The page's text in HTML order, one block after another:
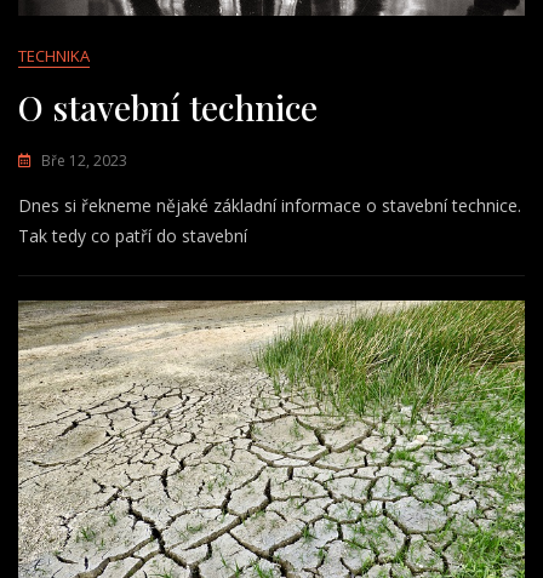
TECHNIKA
O stavební technice
Bře 12, 2023
Dnes si řekneme nějaké základní informace o stavební technice.
Tak tedy co patří do stavební